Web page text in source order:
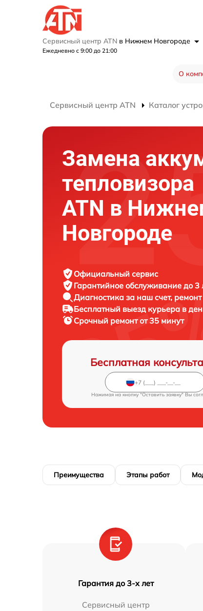
Сервисный центр ATN в Нижнем Новгороде
Ежедневно с 9:00 до 21:00
О
Сервисный центр ATN Каталог
Замена
тепловизора
ATN в
Новгороде
Официальный сервис
Гарантийное обслуживание до 3
Диагностика за наш счет,
Бесплатный выезд курьера в
Срочный ремонтот 35 минут
Бесплатная
Нажимая на кнопку "Оставить заявку" Вы
Преимущества Этапы работ
Гарантия до 3-х лет
Сервисный центр